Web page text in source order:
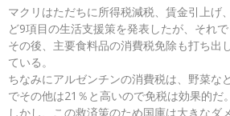
マクリはただちに所得税減税、賃金引上げ
ど9項目の生活支援策を発表したが、それで
その後、主要食料品の消費税免除も打ち出
ている。
ちなみにアルゼンチンの消費税は、野菜な
でその他は21％と高いので免税は効果的だ。
しかし、この救済策のため国庫は大きなダ